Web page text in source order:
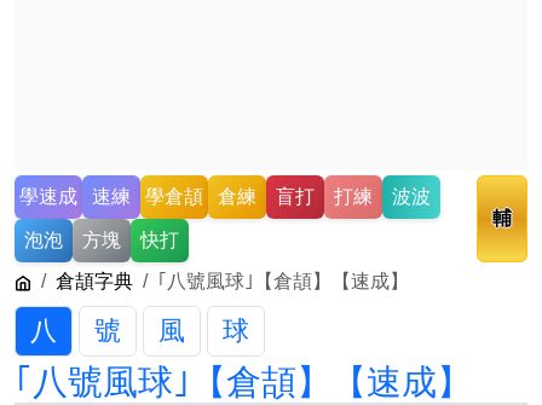
學速成 速練 學倉頡 倉練 盲打 打練 波波
泡泡 方塊 快打
輔
倉頡字典 ｢八號風球｣【倉頡】【速成】
八 號 風 球
｢八號風球｣【倉頡】【速成】